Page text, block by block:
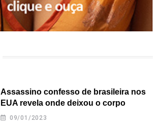
Assassino confesso de brasileira nos
EUA revela onde deixou o corpo
09/01/2023